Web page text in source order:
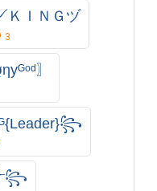
ＩＮＧヅ
3
〗